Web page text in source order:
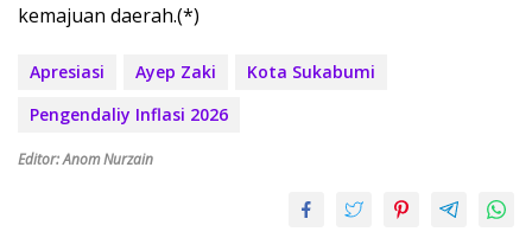
kemajuan daerah.(*)
Apresiasi Ayep Zaki
Kota Sukabumi
Pengendaliy Inflasi 2026
Editor: Anom Nurzain